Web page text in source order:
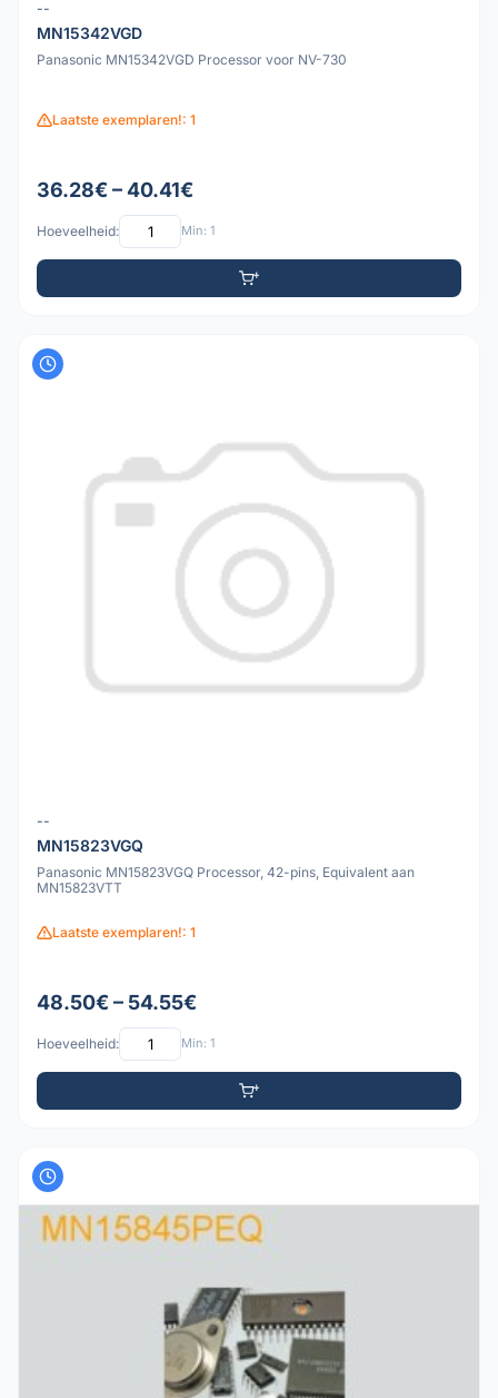
--
MN15342VGD
Panasonic MN15342VGD Processor voor NV-730
Laatste exemplaren!: 1
36.28€ – 40.41€
Hoeveelheid: Min: 1
--
MN15823VGQ
Panasonic MN15823VGQ Processor, 42-pins, Equivalent aan
MN15823VTT
Laatste exemplaren!: 1
48.50€ – 54.55€
Hoeveelheid: Min: 1